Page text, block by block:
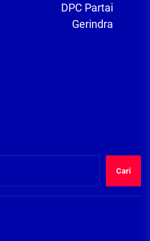
DPC Partai
Gerindra
Cari